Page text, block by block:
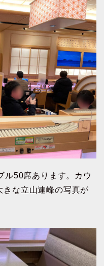
ル50席あります。カウ
きな立山連峰の写真が